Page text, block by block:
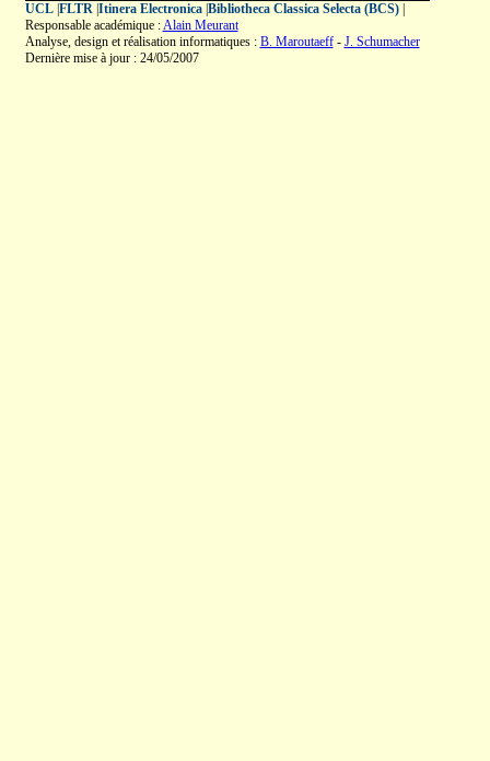
UCL| FLTR| Itinera Electronica| Bibliotheca Classica Selecta (BCS)|
Responsable académique :Alain Meurant
Analyse, design et réalisation informatiques : B. Maroutaeff- J. Schumacher
Dernière mise à jour : 24/05/2007